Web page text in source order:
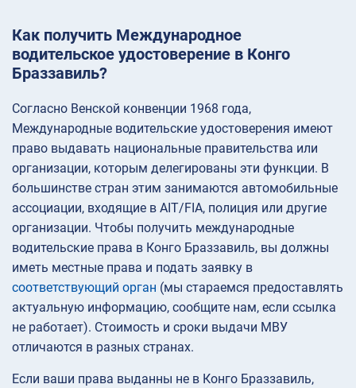
Как получить Международное
водительское удостоверение в Конго
Браззавиль?
Согласно Венской конвенции 1968 года,
Международные водительские удостоверения имеют
право выдавать национальные правительства или
организации, которым делегированы эти функции. В
большинстве стран этим занимаются автомобильные
ассоциации, входящие в AIT/FIA, полиция или другие
организации. Чтобы получить международные
водительские права в Конго Браззавиль, вы должны
иметь местные права и подать заявку в
соответствующий орган (мы стараемся предоставлять
актуальную информацию, сообщите нам, если ссылка
не работает). Стоимость и сроки выдачи МВУ
отличаются в разных странах.
Если ваши права выданны не в Конго Браззавиль,